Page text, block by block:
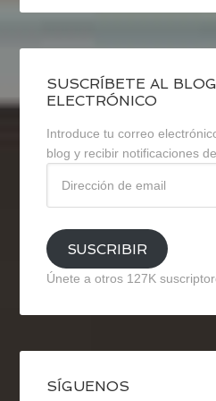
SUSCRÍBETE AL
ELECTRÓNICO
Introduce tu correo
blog y recibir notificaciones
email
SUSCRIBIR
Únete a otros 127K
SÍGUENOS